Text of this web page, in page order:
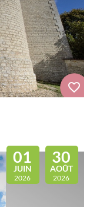
01
JUIN
2026
30
AOÛT
2026